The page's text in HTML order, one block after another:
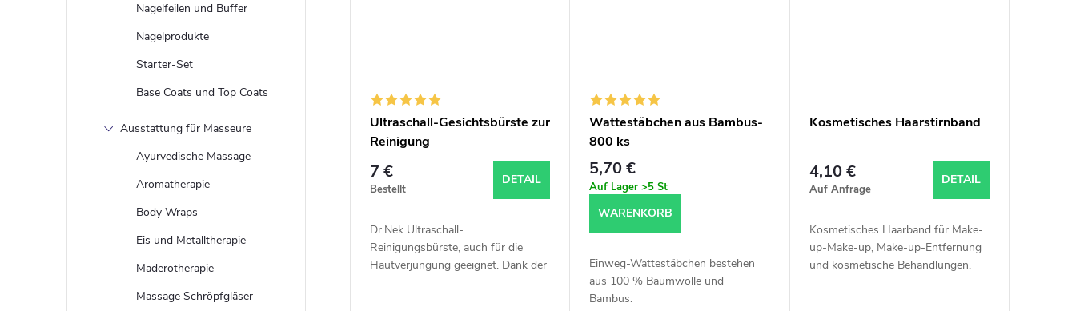
Nagelfeilen und Buffer
Nagelprodukte
Starter-Set
Base Coats und Top Coats
Ausstattung für Masseure
Ayurvedische Massage
Aromatherapie
Body Wraps
Eis und Metalltherapie
Maderotherapie
Massage Schröpfgläser
Ultraschall-Gesichtsbürste zur
Reinigung
7 €
Bestellt
DETAIL
Dr.Nek Ultraschall-
Reinigungsbürste, auch für die
Hautverjüngung geeignet. Dank der
Wattestäbchen aus Bambus-
800 ks
5,70 €
Auf Lager>5 St
WARENKORB
Einweg-Wattestäbchen bestehen
aus 100 % Baumwolle und
Bambus.
Kosmetisches Haarstirnband
4,10 €
Auf Anfrage
DETAIL
Kosmetisches Haarband für Make-
up-Make-up, Make-up-Entfernung
und kosmetische Behandlungen.